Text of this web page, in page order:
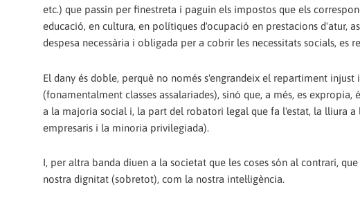
etc.) que passin per finestreta i paguin els impostos que els
educació, en cultura, en polítiques d'ocupació en prestacions d'atur,
despesa necessària i obligada per a cobrir les necessitats socials, es
El dany és doble, perquè no només s'engrandeix el repartiment
(fonamentalment classes assalariades), sinó que, a més, es
a la majoria social i, la part del robatori legal que fa l'estat, la lliura
empresaris i la minoria privilegiada).
I, per altra banda diuen a la societat que les coses són al contrari,
nostra dignitat (sobretot), com la nostra intel·ligència.